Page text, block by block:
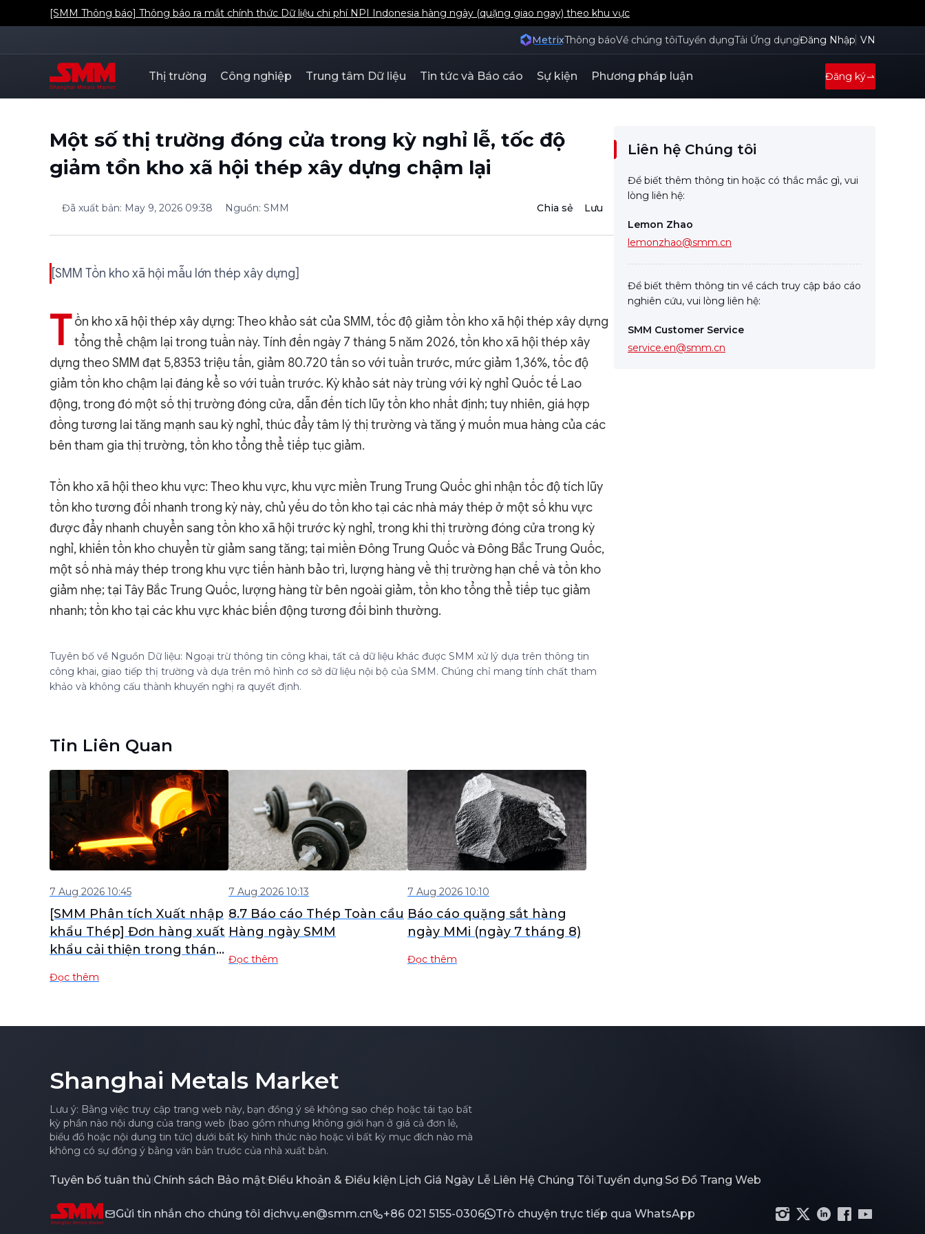
[SMM Thông báo] Thông báo ra mắt chính thức Dữ liệu chi phí NPI Indonesia hàng ngày (quặng giao ngay) theo khu vực
MetrixThông báoVề chúng tôiTuyển dụngTải Ứng dụngĐăng Nhập VN
Thị trường Công nghiệp Trung tâm Dữ liệu Tin tức và Báo cáo Sự kiện Phương pháp luận Đăng ký
Một số thị trường đóng cửa trong kỳ nghỉ lễ, tốc độ
giảm tồn kho xã hội thép xây dựng chậm lại
Đã xuất bản: May 9, 2026 09:38 Nguồn: SMM Chia sẻ Lưu
[SMM Tồn kho xã hội mẫu lớn thép xây dựng]
T ồn kho xã hội thép xây dựng: Theo khảo sát của SMM, tốc độ giảm tồn kho xã hội thép xây dựng
tổng thể chậm lại trong tuần này. Tính đến ngày 7 tháng 5 năm 2026, tồn kho xã hội thép xây
dựng theo SMM đạt 5,8353 triệu tấn, giảm 80.720 tấn so với tuần trước, mức giảm 1,36%, tốc độ
giảm tồn kho chậm lại đáng kể so với tuần trước. Kỳ khảo sát này trùng với kỳ nghỉ Quốc tế Lao
động, trong đó một số thị trường đóng cửa, dẫn đến tích lũy tồn kho nhất định; tuy nhiên, giá hợp
đồng tương lai tăng mạnh sau kỳ nghỉ, thúc đẩy tâm lý thị trường và tăng ý muốn mua hàng của các
bên tham gia thị trường, tồn kho tổng thể tiếp tục giảm.
Tồn kho xã hội theo khu vực: Theo khu vực, khu vực miền Trung Trung Quốc ghi nhận tốc độ tích lũy
tồn kho tương đối nhanh trong kỳ này, chủ yếu do tồn kho tại các nhà máy thép ở một số khu vực
được đẩy nhanh chuyển sang tồn kho xã hội trước kỳ nghỉ, trong khi thị trường đóng cửa trong kỳ
nghỉ, khiến tồn kho chuyển từ giảm sang tăng; tại miền Đông Trung Quốc và Đông Bắc Trung Quốc,
một số nhà máy thép trong khu vực tiến hành bảo trì, lượng hàng về thị trường hạn chế và tồn kho
giảm nhẹ; tại Tây Bắc Trung Quốc, lượng hàng từ bên ngoài giảm, tồn kho tổng thể tiếp tục giảm
nhanh; tồn kho tại các khu vực khác biến động tương đối bình thường.
Tuyên bố về Nguồn Dữ liệu: Ngoại trừ thông tin công khai, tất cả dữ liệu khác được SMM xử lý dựa trên thông tin
công khai, giao tiếp thị trường và dựa trên mô hình cơ sở dữ liệu nội bộ của SMM. Chúng chỉ mang tính chất tham
khảo và không cấu thành khuyến nghị ra quyết định.
Tin Liên Quan
7 Aug 2026 10:45
[SMM Phân tích Xuất nhập
khẩu Thép] Đơn hàng xuất
khẩu cải thiện trong tháng
phục hồi vào tháng 8?
Đọc thêm
7 Aug 2026 10:13
8.7 Báo cáo Thép Toàn cầu
Hàng ngày SMM
Đọc thêm
7 Aug 2026 10:10
Báo cáo quặng sắt hàng
ngày MMi (ngày 7 tháng 8)
Đọc thêm
Liên hệ Chúng tôi
Để biết thêm thông tin hoặc có thắc mắc gì, vui
lòng liên hệ:
Lemon Zhao
lemonzhao@smm.cn
Để biết thêm thông tin về cách truy cập báo cáo
nghiên cứu, vui lòng liên hệ:
SMM Customer Service
service.en@smm.cn
Shanghai Metals Market
Lưu ý: Bằng việc truy cập trang web này, bạn đồng ý sẽ không sao chép hoặc tái tạo bất
kỳ phần nào nội dung của trang web (bao gồm nhưng không giới hạn ở giá cả đơn lẻ,
biểu đồ hoặc nội dung tin tức) dưới bất kỳ hình thức nào hoặc vì bất kỳ mục đích nào mà
không có sự đồng ý bằng văn bản trước của nhà xuất bản.
Tuyên bố tuân thủ|Chính sách Bảo mật|Điều khoản & Điều kiện|Lịch Giá Ngày Lễ|Liên Hệ Chúng Tôi|Tuyển dụng|Sơ Đồ Trang Web
Gửi tin nhắn cho chúng tôi dịchvụ.en@smm.cn +86 021 5155-0306 Trò chuyện trực tiếp qua WhatsApp